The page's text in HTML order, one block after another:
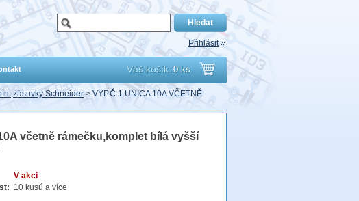
Váš košík: 0 ks
Přejít
do
Přihlásit
Schneider> VYP.Č.1 UNICA 10A VČETNĚ
včetně rámečku,komplet bílá vyšší
V akci
10 kusů a více